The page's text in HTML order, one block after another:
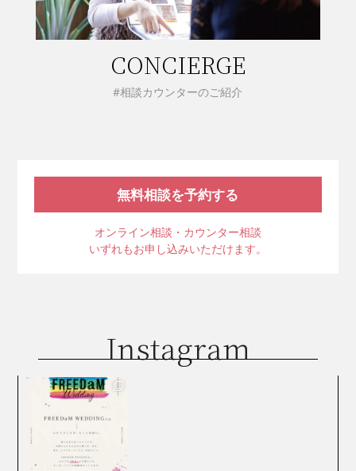
CONCIERGE
#相談カウンターのご紹介
無料相談を予約する
オンライン相談・カウンター相談
いずれもお申し込みいただけます。
Instagram